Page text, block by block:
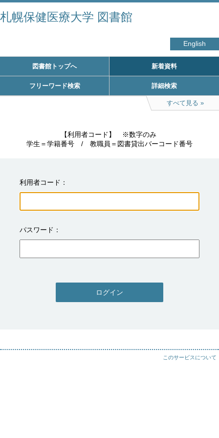
札幌保健医療大学 図書館
English
図書館トップへ 新着資料
フリーワード検索 詳細検索
すべて見る
【利用者コード】　※数字のみ
学生＝学籍番号　/　教職員＝図書貸出バーコード番号
利用者コード
パスワード
ログイン
このサービスについて